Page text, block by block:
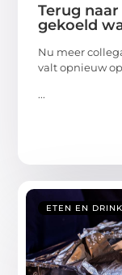
Terug
gekoeld
Nu meer
valt opnieuw
...
ETEN EN